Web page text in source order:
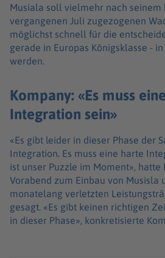
Musiala soll vielmehr nach seinem
vergangenen Juli zugezogenen
möglichst schnell für die
gerade in Europas Königsklasse -
werden.
Kompany: «Es muss
Integration sein»
«Es gibt leider in dieser Phase der
Integration. Es muss eine harte
ist unser Puzzle im Moment», hatte
Vorabend zum Einbau von Musisla
monatelang verletzten
gesagt. «Es gibt keinen richtigen
in dieser Phase», konkretisierte